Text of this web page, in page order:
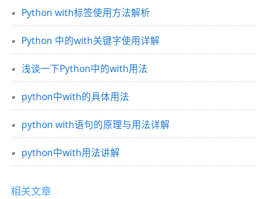
Python with标签使用方法解析
Python 中的with关键字使用详解
浅谈一下Python中的with用法
python中with的具体用法
python with语句的原理与用法详解
python中with用法讲解
相关文章